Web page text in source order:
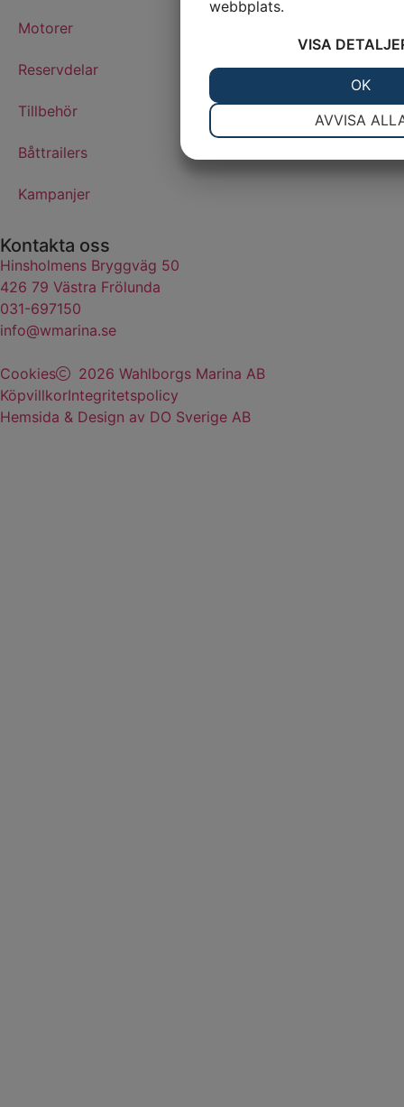
Motorer
Reservdelar
Tillbehör
Båttrailers
Kampanjer
Kontakta oss
Hinsholmens Bryggväg 50
426 79 Västra Frölunda
031-697150
info@wmarina.se
Cookies
2026 Wahlborgs Marina AB
KöpvillkorIntegritetspolicy
Hemsida & Design av DO Sverige AB
webbplats.
VISA
AVVISA
OK